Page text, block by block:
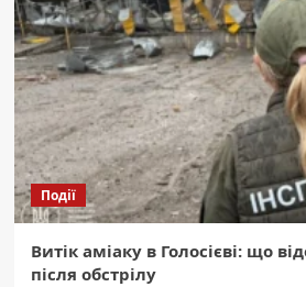
Події
Витік аміаку в Голосієві: що
після обстрілу